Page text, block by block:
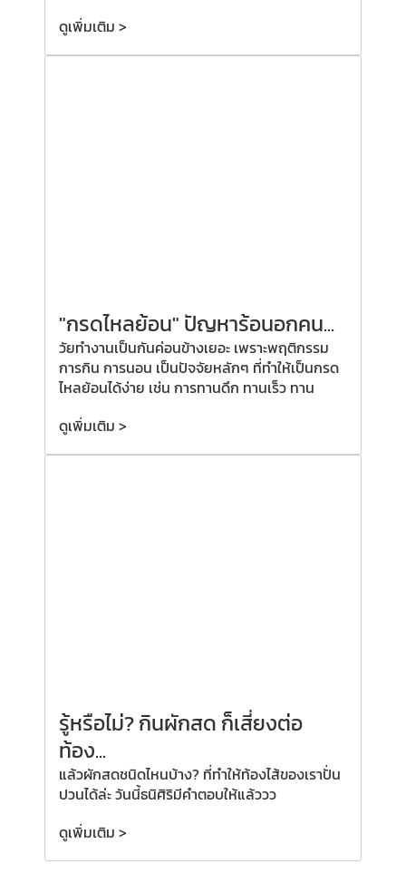
ดูเพิ่มเติม >
"กรดไหลย้อน" ปัญหาร้อนอกคน...
วัยทำงานเป็นกันค่อนข้างเยอะ เพราะพฤติกรรม
การกิน การนอน เป็นปัจจัยหลักๆ ที่ทำให้เป็นกรด
ไหลย้อนได้ง่าย เช่น การทานดึก ทานเร็ว ทาน
ดูเพิ่มเติม >
รู้หรือไม่? กินผักสด ก็เสี่ยงต่อ
ท้อง...
แล้วผักสดชนิดไหนบ้าง? ที่ทำให้ท้องไส้ของเราปั่น
ปวนได้ล่ะ วันนี้ธนิศิริมีคำตอบให้แล้ววว
ดูเพิ่มเติม >